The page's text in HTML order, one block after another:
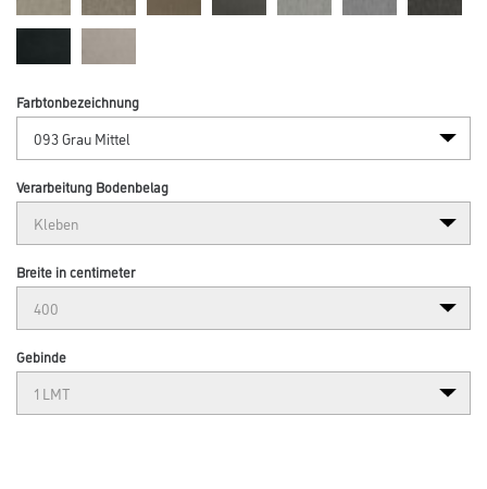
Farbtonbezeichnung
Verarbeitung Bodenbelag
Breite in centimeter
Gebinde